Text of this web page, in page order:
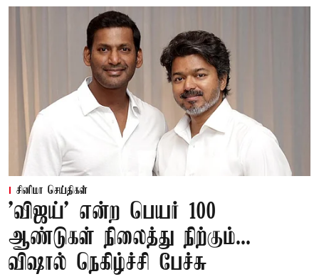
சினிமா செய்திகள்
'விஜய்' என்ற பெயர் 100
ஆண்டுகள் நிலைத்து நிற்கும்...
விஷால் நெகிழ்ச்சி பேச்சு